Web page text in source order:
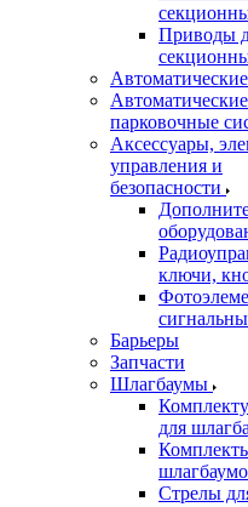
Приводы
Автоматические
парковочные
Аксессуары,
управления и
безопасности
ключи,
Барьеры
Запчасти
Шлагбаумы
для
Стрелы